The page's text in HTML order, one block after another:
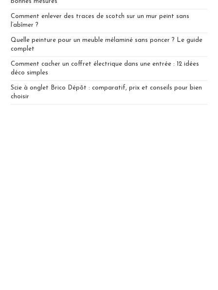
Comment enlever des traces de scotch sur un mur peint sans
l’abîmer ?
Quelle peinture pour un meuble mélaminé sans poncer ? Le guide
complet
Comment cacher un coffret électrique dans une entrée : 12 idées
déco simples
Scie à onglet Brico Dépôt : comparatif, prix et conseils pour bien
choisir